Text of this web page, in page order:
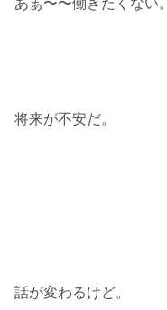
あぁ〜〜働きたくない。
将来が不安だ。
話が変わるけど。